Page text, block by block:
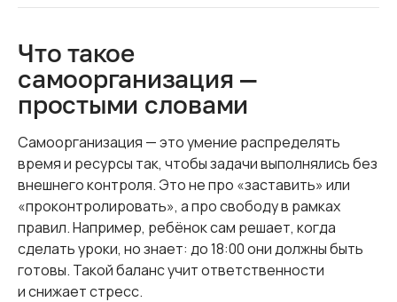
Что такое
самоорганизация —
простыми словами
Самоорганизация — это умение распределять
время и ресурсы так, чтобы задачи выполнялись без
внешнего контроля. Это не про «заставить» или
«проконтролировать», а про свободу в рамках
правил. Например, ребёнок сам решает, когда
сделать уроки, но знает: до 18:00 они должны быть
готовы. Такой баланс учит ответственности
и снижает стресс.